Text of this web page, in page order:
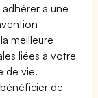
à une
meilleure
liées à votre
de vie.
de